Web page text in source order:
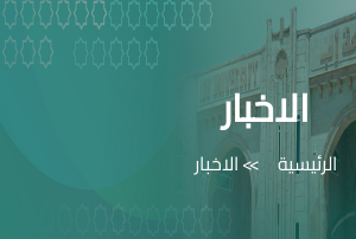
الاخبار
الرئيسية الاخبار